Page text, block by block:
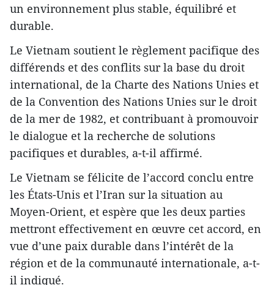
un environnement plus stable, équilibré et
durable.
Le Vietnam soutient le règlement pacifique des
différends et des conflits sur la base du droit
international, de la Charte des Nations Unies et
de la Convention des Nations Unies sur le droit
de la mer de 1982, et contribuant à promouvoir
le dialogue et la recherche de solutions
pacifiques et durables, a-t-il affirmé.
Le Vietnam se félicite de l’accord conclu entre
les États-Unis et l’Iran sur la situation au
Moyen-Orient, et espère que les deux parties
mettront effectivement en œuvre cet accord, en
vue d’une paix durable dans l’intérêt de la
région et de la communauté internationale, a-t-
il indiqué.